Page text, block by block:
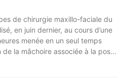
de chirurgie maxillo-faciale du
en juin dernier, au cours d’une
menée en un seul temps
la mâchoire associée à la pose